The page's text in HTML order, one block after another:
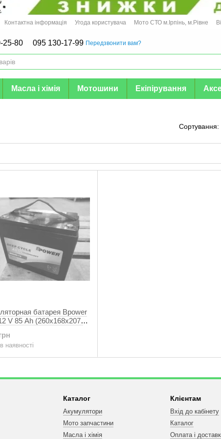
Контактна інформація Угода користувача Мото СТО м.Ірпінь, м.Рівне
25-80 095 130-17-99 Передзвонити вам?
Масла і хімія Мотошини Екіпірування
Сортування:
батарея Bpower
V 85 Ah (260x168x207)
наявності
Каталог
Акумулятори
Мото запчастини
Масла і хімія
Клієнтам
Вхід до кабінету
Каталог
Оплата і